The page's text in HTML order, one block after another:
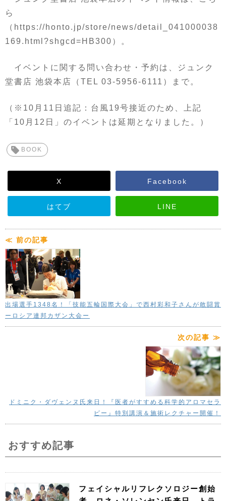
ら
（https://honto.jp/store/news/detail_041000038
169.html?shgcd=HB300）。
イベントに関する問い合わせ・予約は、ジュンク
堂書店 池袋本店（TEL 03-5956-6111）まで。
（※10月11日追記：台風19号接近のため、上記
「10月12日」のイベントは延期となりました。）
BOOK
X Facebook
はてブ LINE
≪ 前の記事
出場選手1348名！「技能五輪国際大会」で西村彩和子さんが敢闘賞
ーロシア連邦カザン大会ー
次の記事 ≫
ドミニク・ダヴェンヌ氏来日！『医者がすすめる科学的アロマセラ
ピー』特別講演＆施術レクチャー開催！
おすすめ記事
フェイシャルリフレクソロジー創始